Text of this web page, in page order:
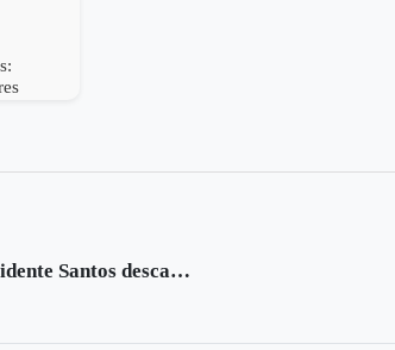
Presidente Santos descartó acuerdo humanitario con las Farc